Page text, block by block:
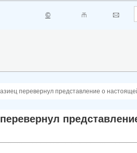
©
перевернул представление о